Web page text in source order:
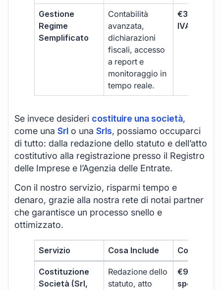
Gestione
Regime
Semplificato
Contabilità
avanzata,
dichiarazioni
fiscali, accesso
a report e
monitoraggio in
tempo reale.
€333 +
IVA/
Se invece desideri costituire una società,
come una Srl o una Srls, possiamo occuparci
di tutto: dalla redazione dello statuto e dell’atto
costitutivo alla registrazione presso il Registro
delle Imprese e l’Agenzia delle Entrate.
Con il nostro servizio, risparmi tempo e
denaro, grazie alla nostra rete di notai partner
che garantisce un processo snello e
ottimizzato.
Servizio Cosa Include Costo
Costituzione
Società (Srl,
Redazione dello
statuto, atto
€99 + IVA
spese